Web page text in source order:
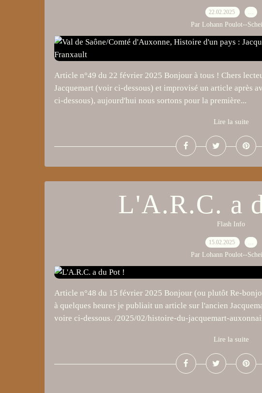
22.02.2025 …
Par Lohann Poulot--
Article n°49 du 22 février 2025 Bonjour à tous ! Chers
Jacquemart (voir ci-dessous) et improvisé un article après
ci-dessous), aujourd'hui nous sortons pour la première...
Lire la suite
L'A.R.C. a
Flash Info
15.02.2025 …
Par Lohann Poulot--
Article n°48 du 15 février 2025 Bonjour (ou plutôt Re-
à quelques heures je publiait un article sur l'ancien
voire ci-dessous. /2025/02/histoire-du-jacquemart-
Lire la suite